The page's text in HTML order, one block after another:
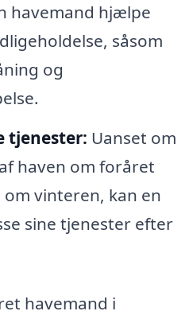
havemand hjælpe
såsom
og
tjenester: Uanset om
haven om foråret
vinteren, kan en
sine tjenester efter
havemand i